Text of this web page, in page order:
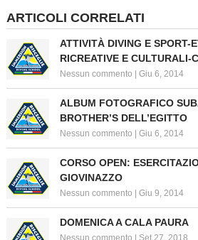
ARTICOLI CORRELATI
ATTIVITÀ DIVING E SPORT-
RICREATIVE E CULTURALI-
Nessun commento Giu 6, 2014
ALBUM FOTOGRAFICO
BROTHER’S DELL’EGITTO
Nessun commento Giu 6, 2014
CORSO OPEN:
GIOVINAZZO
Nessun commento Giu 9, 2014
DOMENICA A CALA PAURA
Nessun commento Set 27, 2018